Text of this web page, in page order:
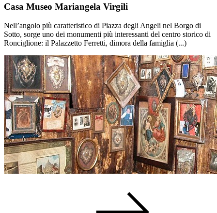
Casa Museo Mariangela Virgili
Nell’angolo più caratteristico di Piazza degli Angeli nel Borgo di
Sotto, sorge uno dei monumenti più interessanti del centro storico di
Ronciglione: il Palazzetto Ferretti, dimora della famiglia (...)